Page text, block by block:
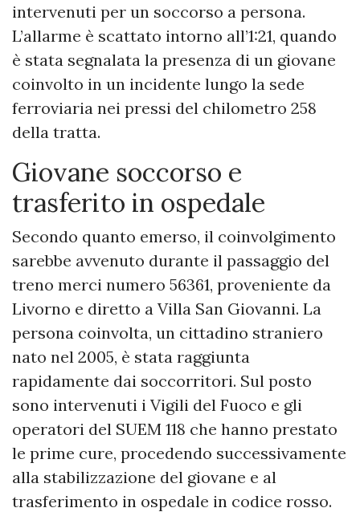
intervenuti per un soccorso a persona.
L’allarme è scattato intorno all’1:21, quando
è stata segnalata la presenza di un giovane
coinvolto in un incidente lungo la sede
ferroviaria nei pressi del chilometro 258
della tratta.
Giovane soccorso e
trasferito in ospedale
Secondo quanto emerso, il coinvolgimento
sarebbe avvenuto durante il passaggio del
treno merci numero 56361, proveniente da
Livorno e diretto a Villa San Giovanni. La
persona coinvolta, un cittadino straniero
nato nel 2005, è stata raggiunta
rapidamente dai soccorritori. Sul posto
sono intervenuti i Vigili del Fuoco e gli
operatori del SUEM 118 che hanno prestato
le prime cure, procedendo successivamente
alla stabilizzazione del giovane e al
trasferimento in ospedale in codice rosso.